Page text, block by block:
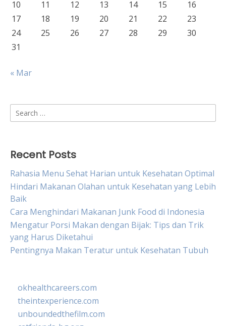
10
11 12 13 14 15
16
17
18 19 20 21 22
23
24
25 26 27 28 29
30
31
« Mar
Search
for:
Recent Posts
Rahasia Menu Sehat Harian untuk Kesehatan Optimal
Hindari Makanan Olahan untuk Kesehatan yang Lebih
Baik
Cara Menghindari Makanan Junk Food di Indonesia
Mengatur Porsi Makan dengan Bijak: Tips dan Trik
yang Harus Diketahui
Pentingnya Makan Teratur untuk Kesehatan Tubuh
okhealthcareers.com
theintexperience.com
unboundedthefilm.com